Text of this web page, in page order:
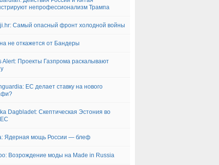
непрофессионализм Трампа
Самый опасный фронт холодной войны
не откажется от Бандеры
Alert: Проекты Газпрома раскалывают
ЕС делает ставку на нового
Dagbladet: Скептическая Эстония во
ЕС
Ядерная мощь России — блеф
Возрождение моды на Made in Russia